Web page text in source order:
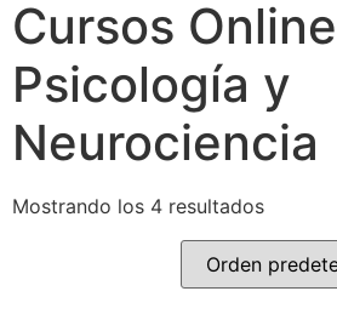
Cursos
Psicología y
Neurociencia
Mostrando los 4 resultados